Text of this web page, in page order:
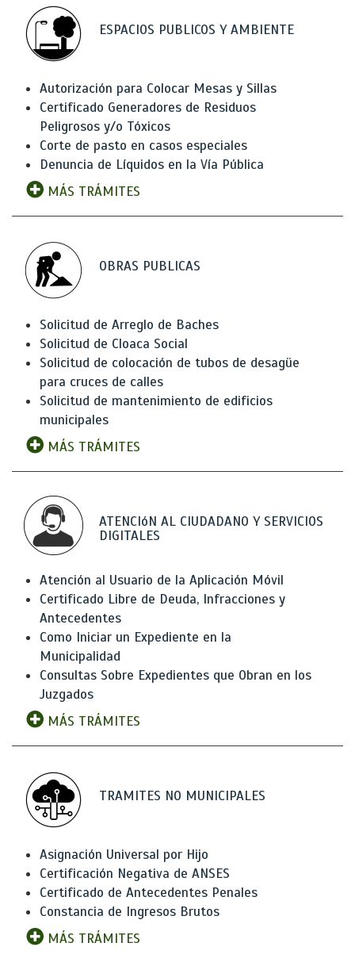
ESPACIOS PUBLICOS Y AMBIENTE
Autorización para Colocar Mesas y Sillas
Certificado Generadores de Residuos
Peligrosos y/o Tóxicos
Corte de pasto en casos especiales
Denuncia de Líquidos en la Vía Pública
MÁS TRÁMITES
OBRAS PUBLICAS
Solicitud de Arreglo de Baches
Solicitud de Cloaca Social
Solicitud de colocación de tubos de desagüe
para cruces de calles
Solicitud de mantenimiento de edificios
municipales
MÁS TRÁMITES
ATENCIóN AL CIUDADANO Y SERVICIOS
DIGITALES
Atención al Usuario de la Aplicación Móvil
Certificado Libre de Deuda, Infracciones y
Antecedentes
Como Iniciar un Expediente en la
Municipalidad
Consultas Sobre Expedientes que Obran en los
Juzgados
MÁS TRÁMITES
TRAMITES NO MUNICIPALES
Asignación Universal por Hijo
Certificación Negativa de ANSES
Certificado de Antecedentes Penales
Constancia de Ingresos Brutos
MÁS TRÁMITES